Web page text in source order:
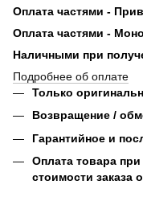
Оплата частями -
Оплата частями -
Наличными при
Подробнее об оплате
Только
Возвращение /
Гарантийное и
Оплата товара
стоимости заказа